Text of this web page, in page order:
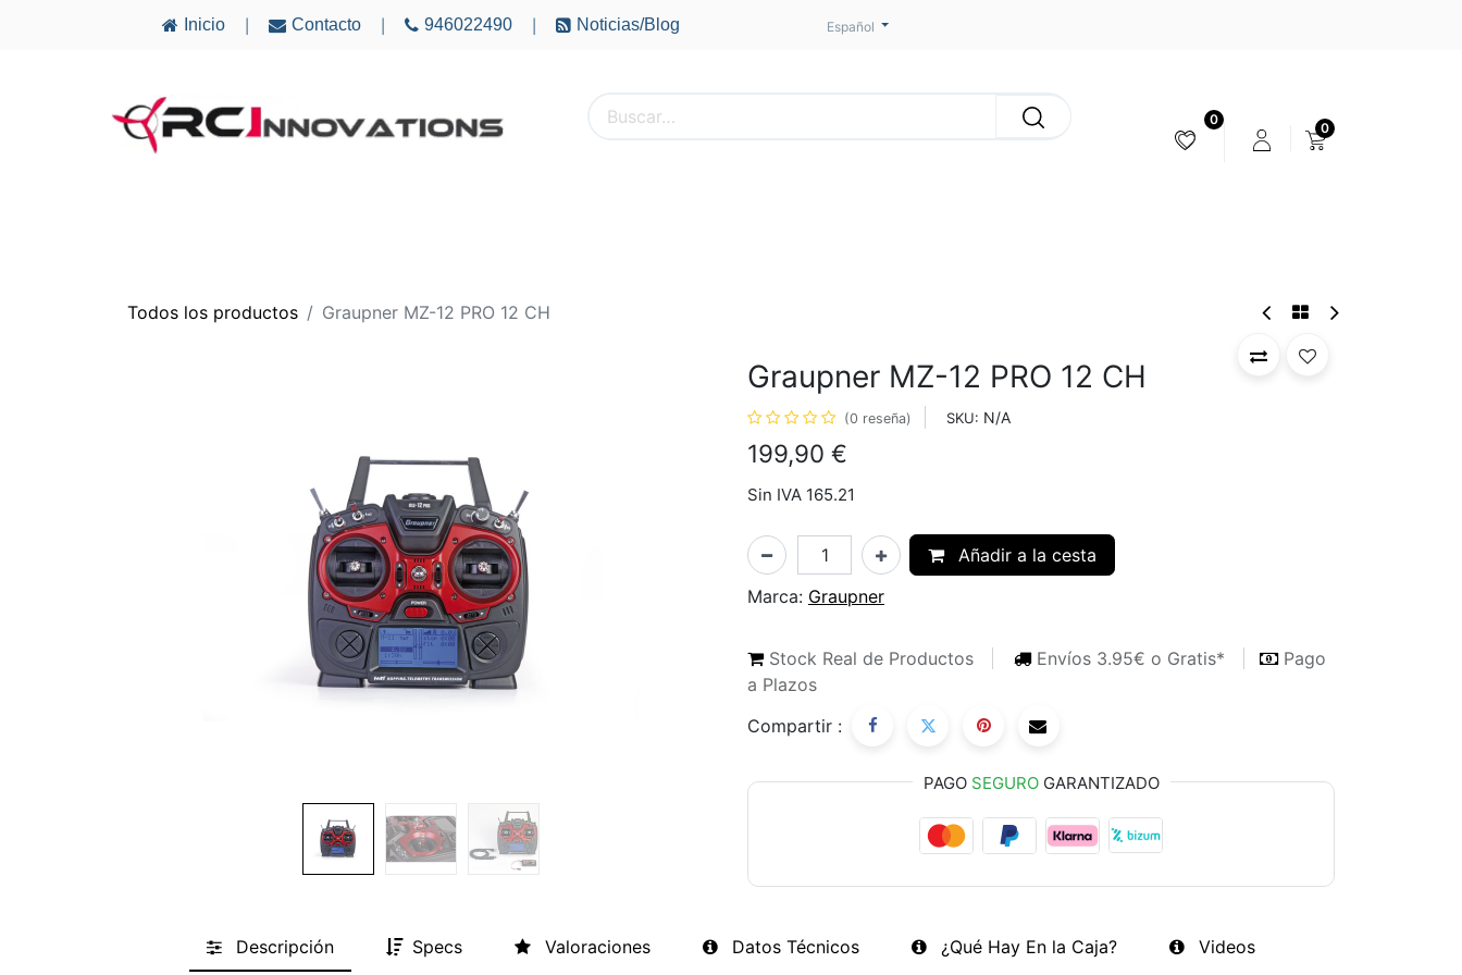
Inicio Contacto 946022490 Noticias/Blog Español
0
0
Todos los productos Graupner MZ-12 PRO 12 CH
Graupner MZ-12 PRO 12 CH
(0 reseña) SKU: N/A
199,90 €
Sin IVA 165.21
Añadir a la cesta
Marca: Graupner
Stock Real de Productos Envíos 3.95€ o Gratis*
Pago
a Plazos
Compartir :
PAGO SEGUROGARANTIZADO
Descripción Specs Valoraciones Datos Técnicos ¿Qué Hay En la Caja? Videos